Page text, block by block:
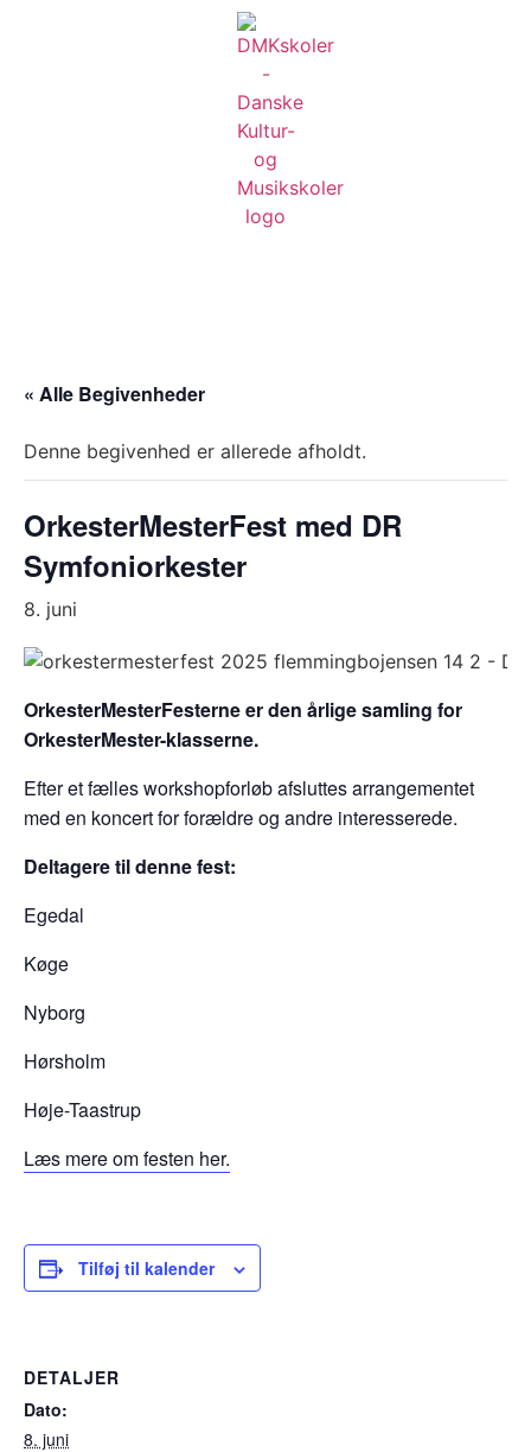
« Alle Begivenheder
Denne begivenhed er allerede afholdt.
OrkesterMesterFest med DR
Symfoniorkester
8. juni
OrkesterMesterFesterne er den årlige samling for
OrkesterMester-klasserne.
Efter et fælles workshopforløb afsluttes arrangementet
med en koncert for forældre og andre interesserede.
Deltagere til denne fest:
Egedal
Køge
Nyborg
Hørsholm
Høje-Taastrup
Læs mere om festen her.
Tilføj til kalender
DETALJER
Dato:
8. juni